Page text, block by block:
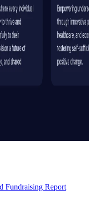
Fundraising Report